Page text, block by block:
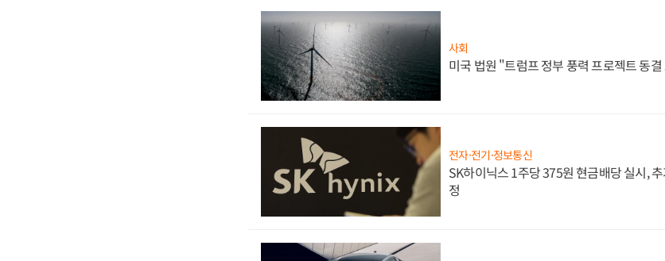
사회
미국 법원 "트럼프 정부 풍력 프로젝트 동
전자·전기·정보통신
SK하이닉스 1주당 375원 현금배당 실시,
정